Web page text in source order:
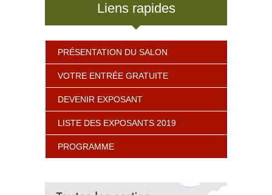
Liens rapides
PRÉSENTATION DU SALON
VOTRE ENTRÉE GRATUITE
DEVENIR EXPOSANT
LISTE DES EXPOSANTS 2019
PROGRAMME